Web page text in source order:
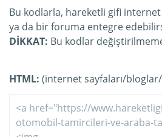
Bu kodlarla, hareketli gifi
ya da bir foruma entegre
DİKKAT: Bu kodlar
HTML: (internet sayfaları/